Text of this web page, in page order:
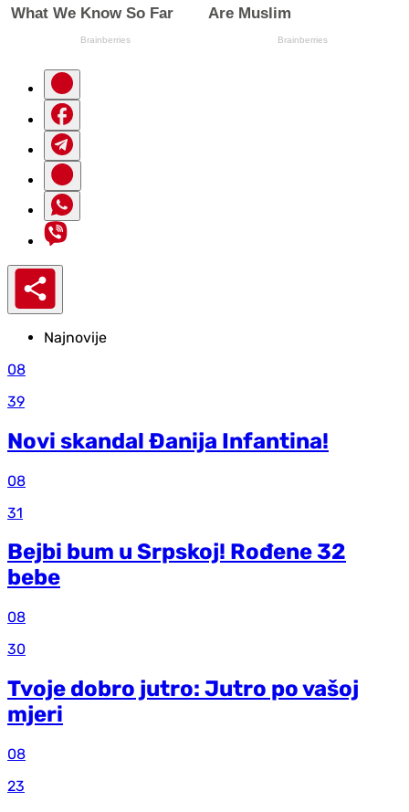
Najnovije
08
39
Novi skandal Đanija Infantina!
08
31
Bejbi bum u Srpskoj! Rođene 32
bebe
08
30
Tvoje dobro jutro: Jutro po vašoj
mjeri
08
23